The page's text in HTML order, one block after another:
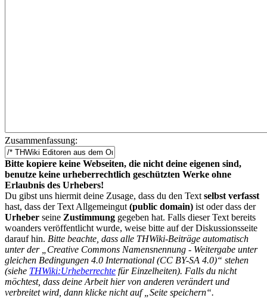
Zusammenfassung:
Bitte kopiere keine Webseiten, die nicht deine eigenen sind,
benutze keine urheberrechtlich geschützten Werke ohne
Erlaubnis des Urhebers!
Du gibst uns hiermit deine Zusage, dass du den Text selbst verfasst
hast, dass der Text Allgemeingut (public domain) ist oder dass der
Urheber seine Zustimmung gegeben hat. Falls dieser Text bereits
woanders veröffentlicht wurde, weise bitte auf der Diskussionsseite
darauf hin. Bitte beachte, dass alle THWiki-Beiträge automatisch
unter der „Creative Commons Namensnennung - Weitergabe unter
gleichen Bedingungen 4.0 International (CC BY-SA 4.0)“ stehen
(siehe THWiki:Urheberrechte für Einzelheiten). Falls du nicht
möchtest, dass deine Arbeit hier von anderen verändert und
verbreitet wird, dann klicke nicht auf „Seite speichern“.